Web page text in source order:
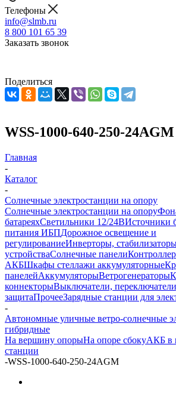
Телефоны
info@slmb.ru
8 800 101 65 39
Заказать звонок
Поделиться
WSS-1000-640-250-24AGM
Главная
-
Каталог
-
Солнечные электростанции на опору
Солнечные электростанции на опору
батареяхСветильники 12/24ВИсточники
питания ИБПДорожное освещение и
регулированиеИнверторы,
устройстваСолнечные панели
АКБШкафы стеллажи аккумуляторные
панелейАккумуляторыВетрогенераторы
коннекторыВыключатели,
защитаПрочееЗарядные станции для
-
Автономные уличные ветро-солнечные
гибридные
На вершину опорыНа опоре сбокуАКБ в
станции
-WSS-1000-640-250-24AGM